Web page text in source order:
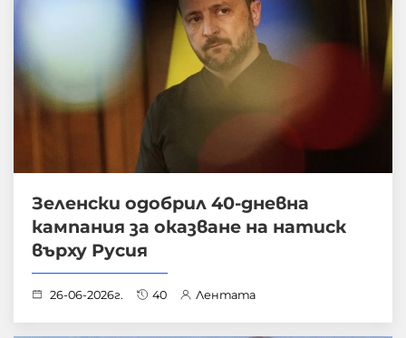
Зеленски одобрил 40-дневна
кампания за оказване на натиск
върху Русия
26-06-2026г. 40 Лентата